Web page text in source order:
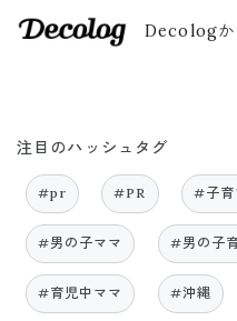
Decologか
注目のハッシュタグ
#pr #PR #子育
#男の子ママ #男の子
#育児中ママ #沖縄